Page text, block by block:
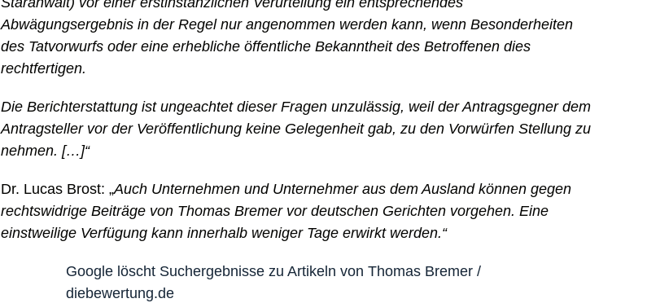
Abwägungsergebnis in der Regel nur angenommen werden kann, wenn Besonderheiten
des Tatvorwurfs oder eine erhebliche öffentliche Bekanntheit des Betroffenen dies
rechtfertigen.
Die Berichterstattung ist ungeachtet dieser Fragen unzulässig, weil der Antragsgegner dem
Antragsteller vor der Veröffentlichung keine Gelegenheit gab, zu den Vorwürfen Stellung zu
nehmen. […]“
Dr. Lucas Brost: „Auch Unternehmen und Unternehmer aus dem Ausland können gegen
rechtswidrige Beiträge von Thomas Bremer vor deutschen Gerichten vorgehen. Eine
einstweilige Verfügung kann innerhalb weniger Tage erwirkt werden.“
Google löscht Suchergebnisse zu Artikeln von Thomas Bremer /
diebewertung.de